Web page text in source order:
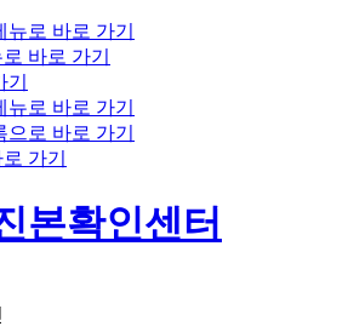
로 바로 가기
바로 가기
로 바로 가기
로 바로 가기
가기